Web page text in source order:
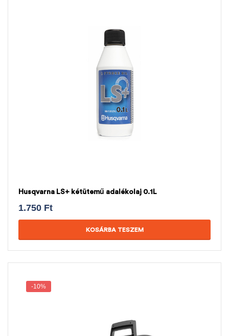
Husqvarna LS+ kétütemű adalékolaj 0.1L
1.750 Ft
KOSÁRBA TESZEM
-10%